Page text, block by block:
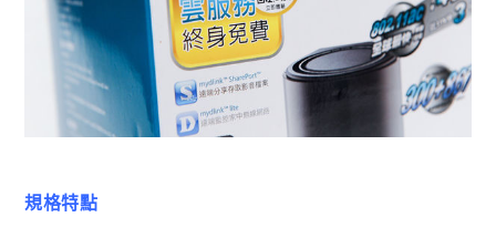
規格特點